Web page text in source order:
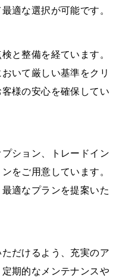
適な選択が可能です。
と整備を経ています。
いて厳しい基準をクリ
様の安心を確保してい
ション、トレードイン
をご用意しています。
適なプランを提案いた
だけるよう、充実のア
期的なメンテナンスや